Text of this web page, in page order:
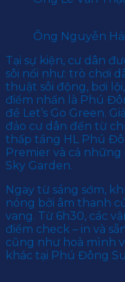
Ông Nguyễn
Tại sự kiện, cư dân
sôi nổi như: trò chơi
thuật sôi động, bơi
điểm nhấn là Phú
đề Let’s Go Green.
đảo cư dân đến từ
thấp tầng HL Phú
Premier và cả
Sky Garden.
Ngay từ sáng sớm,
nóng bởi âm thanh
vang. Từ 6h30, các
điểm check – in và
cũng như hoà mình
khác tại Phú Đông